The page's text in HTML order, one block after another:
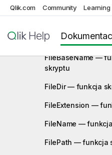
Qlik.com Community Learning
Attribute — funkcja
skryptu
FileBaseName —
skryptu
FileDir — funkcja
FileExtension —
FileName —
FilePath — funkcja